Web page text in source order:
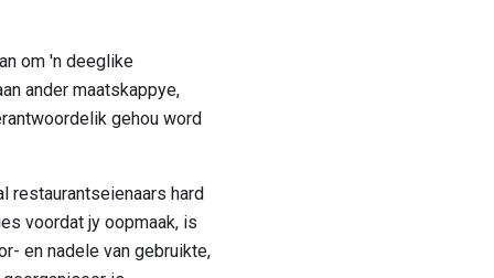
om 'n deeglike
ander maatskappye,
gehou word
restaurantseienaars hard
voordat jy oopmaak, is
en nadele van gebruikte,